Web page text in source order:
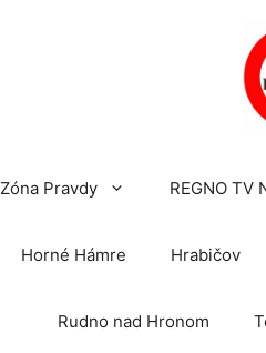
Zóna Pravdy REGNO TV
Horné Hámre Hrabičov
Rudno nad Hronom